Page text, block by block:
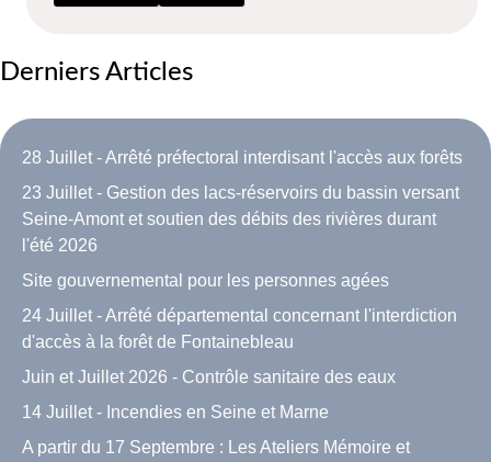
Derniers Articles
28 Juillet - Arrêté préfectoral interdisant l'accès aux forêts
23 Juillet - Gestion des lacs-réservoirs du bassin versant
Seine-Amont et soutien des débits des rivières durant
l'été 2026
Site gouvernemental pour les personnes agées
24 Juillet - Arrêté départemental concernant l'interdiction
d'accès à la forêt de Fontainebleau
Juin et Juillet 2026 - Contrôle sanitaire des eaux
14 Juillet - Incendies en Seine et Marne
A partir du 17 Septembre : Les Ateliers Mémoire et